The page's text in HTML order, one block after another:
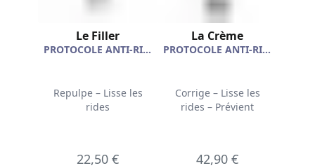
Le Filler
PROTOCOLE ANTI-RIDES
Repulpe – Lisse les
rides
22,50 €
La Crème
PROTOCOLE ANTI-RIDES
Corrige – Lisse les
rides – Prévient
42,90 €